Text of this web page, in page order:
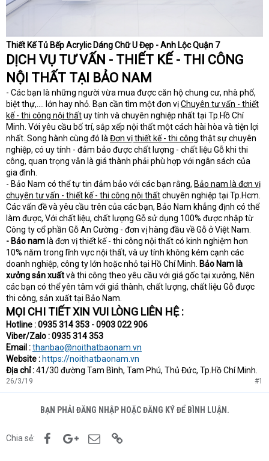
Thiết Kế Tủ Bếp Acrylic Dáng Chữ U Đẹp - Anh Lộc Quận 7
DỊCH VỤ TƯ VẤN - THIẾT KẾ - THI CÔNG
NỘI THẤT TẠI BẢO NAM
- Các bạn là những người vừa mua được căn hộ chung cư, nhà phố,
biệt thự,.... lớn hay nhỏ. Bạn cần tìm một đơn vịChuyên tư vấn - thiết
kế - thi công nội thấtuy tính và chuyên nghiệp nhất tại Tp.Hồ Chí
Minh. Với yêu cầu bố trí, sắp xếp nội thất một cách hài hòa và tiện lợi
nhất. Song hành cùng đó là Đơn vị thiết kế - thi công thật sự chuyên
nghiệp, có uy tính - đảm bảo được chất lượng - chất liệu Gỗ khi thi
công, quan trọng vẫn là giá thành phải phù hợp với ngân sách của
gia đình.
- Bảo Nam có thể tự tin đảm bảo với các bạn rằng, Bảo nam là đơn vị
chuyên tư vấn - thiết kế - thi công nội thấtchuyên nghiệp tại Tp.Hcm.
Các vấn đề và yêu cầu trên của các bạn, Bảo Nam khẳng định có thể
làm được, Với chất liệu, chất lượng Gỗ sử dụng 100% được nhập từ
Công ty cổ phần Gỗ An Cường - đơn vị hàng đầu về Gỗ ở Việt Nam.
- Bảo nam là đơn vị thiết kế - thi công nội thất có kinh nghiệm hơn
10% năm trong lĩnh vực nội thất, và uy tính không kém cạnh các
doanh nghiệp, công ty lớn hoặc nhỏ tại Hồ Chí Minh. Bảo Nam là
xưởng sản xuấtvà thi công theo yêu cầu với giá gốc tại xưởng, Nên
các bạn có thể yên tâm với giá thành, chất lượng, chất liệu Gỗ được
thi công, sản xuất tại Bảo Nam.
MỌI CHI TIẾT XIN VUI LÒNG LIÊN HỆ :
Hotline : 0935 314 353 - 0903 022 906
Viber/Zalo : 0935 314 353
Email :thanbao@noithatbaonam.vn
Website : https://noithatbaonam.vn
Địa chỉ :41/30 đường Tam Bình, Tam Phú, Thủ Đức, Tp.Hồ Chí Minh.
26/3/19 #1
BẠN PHẢI ĐĂNG NHẬP HOẶC ĐĂNG KÝ ĐỂ BÌNH LUẬN.
Chia sẻ: FacebookGoogle+Email